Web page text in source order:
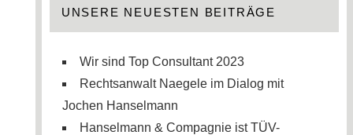
UNSERE NEUESTEN BEITRÄGE
Wir sind Top Consultant 2023
Rechtsanwalt Naegele im Dialog mit
Jochen Hanselmann
Hanselmann & Compagnie ist TÜV-